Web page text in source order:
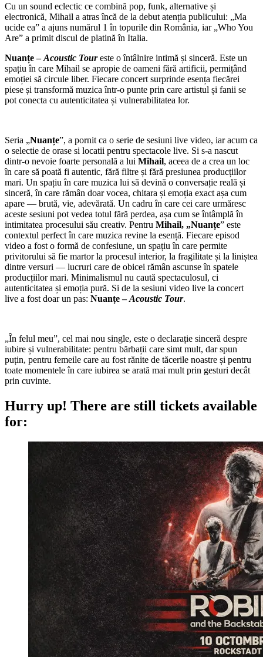
Cu un sound eclectic ce combină pop, funk, alternative și
electronică, Mihail a atras încă de la debut atenția publicului: „Ma
ucide ea” a ajuns numărul 1 în topurile din România, iar „Who You
Are” a primit discul de platină în Italia.
Nuanțe –Acoustic Toureste o întâlnire intimă și sinceră. Este un
spațiu în care Mihail se apropie de oameni fără artificii, permițând
emoției să circule liber. Fiecare concert surprinde esența fiecărei
piese și transformă muzica într-o punte prin care artistul și fanii se
pot conecta cu autenticitatea și vulnerabilitatea lor.
Seria „Nuanțe”, a pornit ca o serie de sesiuni live video, iar acum ca
o selectie de orase si locatii pentru spectacole live. Si s-a nascut
dintr-o nevoie foarte personală a lui Mihail, aceea de a crea un loc
în care să poată fi autentic, fără filtre și fără presiunea producțiilor
mari. Un spațiu în care muzica lui să devină o conversație reală și
sinceră, în care rămân doar vocea, chitara și emoția exact așa cum
apare — brută, vie, adevărată. Un cadru în care cei care urmăresc
aceste sesiuni pot vedea totul fără perdea, așa cum se întâmplă în
intimitatea procesului său creativ. Pentru Mihail, „Nuanțe” este
contextul perfect în care muzica revine la esență. Fiecare episod
video a fost o formă de confesiune, un spațiu în care permite
privitorului să fie martor la procesul interior, la fragilitate și la liniștea
dintre versuri — lucruri care de obicei rămân ascunse în spatele
producțiilor mari. Minimalismul nu caută spectaculosul, ci
autenticitatea și emoția pură. Si de la sesiuni video live la concert
live a fost doar un pas: Nuanțe –Acoustic Tour.
„În felul meu”, cel mai nou single, este o declarație sinceră despre
iubire și vulnerabilitate: pentru bărbații care simt mult, dar spun
puțin, pentru femeile care au fost rănite de tăcerile noastre și pentru
toate momentele în care iubirea se arată mai mult prin gesturi decât
prin cuvinte.
Hurry up! There are still tickets available
for: